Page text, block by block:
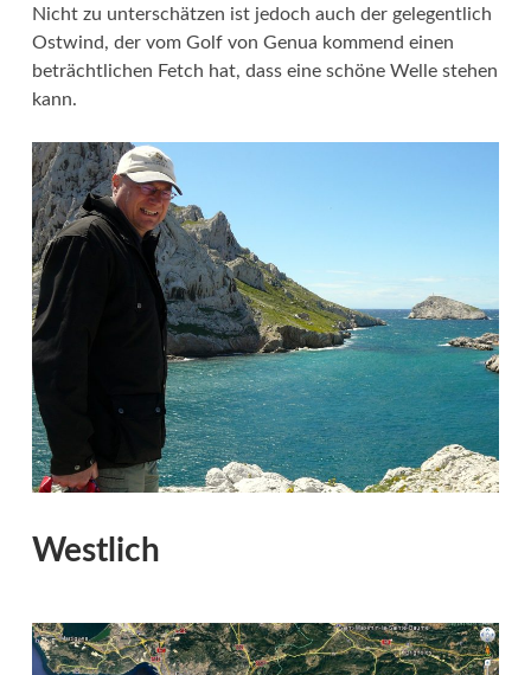
Nicht zu unterschätzen ist jedoch auch der gelegentlich
Ostwind, der vom Golf von Genua kommend einen
beträchtlichen Fetch hat, dass eine schöne Welle stehen
kann.
Westlich